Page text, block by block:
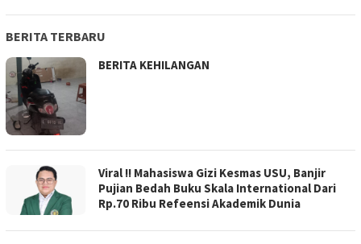
BERITA TERBARU
BERITA KEHILANGAN
Viral !! Mahasiswa Gizi Kesmas USU, Banjir
Pujian Bedah Buku Skala International Dari
Rp.70 Ribu Refeensi Akademik Dunia